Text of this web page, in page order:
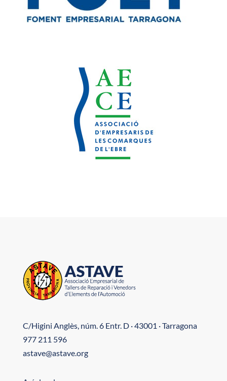
C/Higini Anglès, núm. 6 Entr. D · 43001 · Tarragona
977 211 596
astave@astave.org